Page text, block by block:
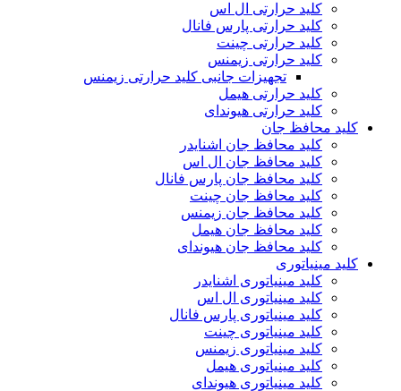
کلید حرارتی ال اس
کلید حرارتی پارس فانال
کلید حرارتی چینت
کلید حرارتی زیمنس
تجهیزات جانبی کلید حرارتی زیمنس
کلید حرارتی هیمل
کلید حرارتی هیوندای
کلید محافظ جان
کلید محافظ جان اشنایدر
کلید محافظ جان ال اس
کلید محافظ جان پارس فانال
کلید محافظ جان چینت
کلید محافظ جان زیمنس
کلید محافظ جان هیمل
کلید محافظ جان هیوندای
کلید مینیاتوری
کلید مینیاتوری اشنایدر
کلید مینیاتوری ال اس
کلید مینیاتوری پارس فانال
کلید مینیاتوری چینت
کلید مینیاتوری زیمنس
کلید مینیاتوری هیمل
کلید مینیاتوری هیوندای